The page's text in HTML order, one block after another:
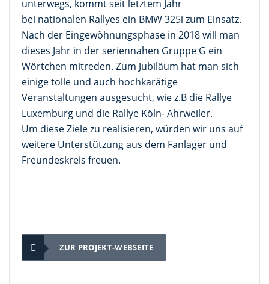
unterwegs, kommt seit letztem Jahr
bei nationalen Rallyes ein BMW 325i zum Einsatz.
Nach der Eingewöhnungsphase in 2018 will man
dieses Jahr in der seriennahen Gruppe G ein
Wörtchen mitreden. Zum Jubiläum hat man sich
einige tolle und auch hochkarätige
Veranstaltungen ausgesucht, wie z.B die Rallye
Luxemburg und die Rallye Köln- Ahrweiler.
Um diese Ziele zu realisieren, würden wir uns auf
weitere Unterstützung aus dem Fanlager und
Freundeskreis freuen.
ZUR PROJEKT-WEBSEITE